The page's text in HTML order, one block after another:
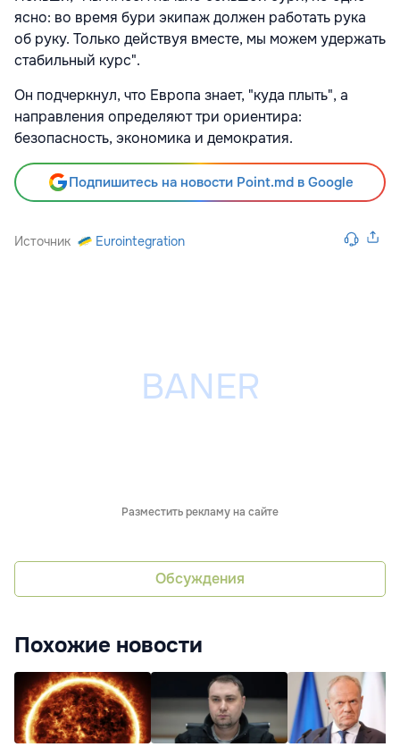
ясно: во время бури экипаж должен работать рука
об руку. Только действуя вместе, мы можем удержать
стабильный курс".
Он подчеркнул, что Европа знает, "куда плыть", а
направления определяют три ориентира:
безопасность, экономика и демократия.
Подпишитесь на новости Point.md в Google
Источник Eurointegration
Разместить рекламу на сайте
Обсуждения
Похожие новости